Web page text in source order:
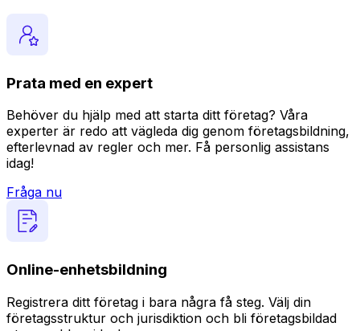
Prata med en expert
Behöver du hjälp med att starta ditt företag? Våra
experter är redo att vägleda dig genom företagsbildning,
efterlevnad av regler och mer. Få personlig assistans
idag!
Fråga nu
Online-enhetsbildning
Registrera ditt företag i bara några få steg. Välj din
företagsstruktur och jurisdiktion och bli företagsbildad